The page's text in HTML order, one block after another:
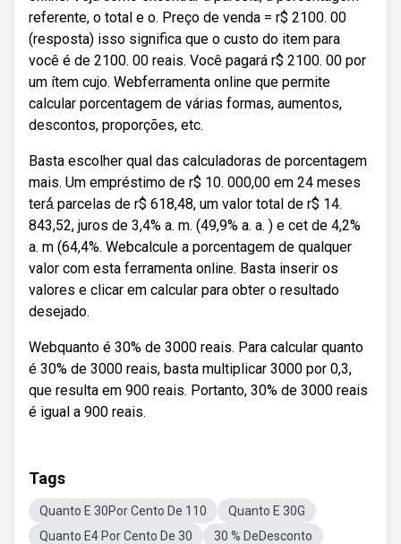
referente, o total e o. Preço de venda = r$ 2100. 00
(resposta) isso significa que o custo do item para
você é de 2100. 00 reais. Você pagará r$ 2100. 00 por
um ítem cujo. Webferramenta online que permite
calcular porcentagem de várias formas, aumentos,
descontos, proporções, etc.
Basta escolher qual das calculadoras de porcentagem
mais. Um empréstimo de r$ 10. 000,00 em 24 meses
terá́ parcelas de r$ 618,48, um valor total de r$ 14.
843,52, juros de 3,4% a. m. (49,9% a. a. ) e cet de 4,2%
a. m (64,4%. Webcalcule a porcentagem de qualquer
valor com esta ferramenta online. Basta inserir os
valores e clicar em calcular para obter o resultado
desejado.
Webquanto é 30% de 3000 reais. Para calcular quanto
é 30% de 3000 reais, basta multiplicar 3000 por 0,3,
que resulta em 900 reais. Portanto, 30% de 3000 reais
é igual a 900 reais.
Tags
Quanto E 30Por Cento De 110
Quanto E 30G
Quanto E4 Por Cento De 30
30 % DeDesconto